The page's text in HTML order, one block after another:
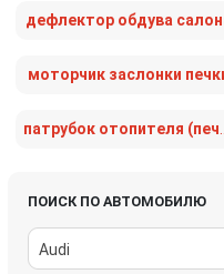
дефлектор обдува
моторчик заслонки
ПОИСК ПО АВТОМОБИЛЮ
Audi